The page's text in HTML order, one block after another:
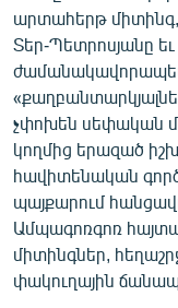
արտահերթ միտինգ,
Տեր-Պետրոսյանը
չփոխեն սեփական
կողմից երազած
հավիտենական
պայքարում
Ամպագոռգոռ
միտինգներ,
փակուղային